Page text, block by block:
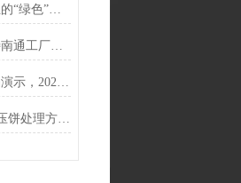
铝沫压饼机：金属加工行业的“绿色”增值引擎
如皋市市长一行莅临恩派特南通工厂调研指导
恩派特铝屑压饼线设备现场演示，2025年上海铝工业展现场人气狂飙
中车×恩派特：双出饼铝屑压饼处理方案落地，高效破解金属废屑难题！